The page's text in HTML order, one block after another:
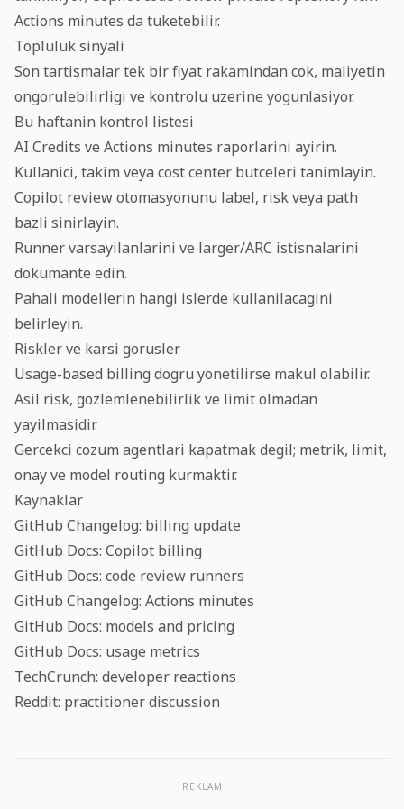
Actions minutes da tuketebilir.
Topluluk sinyali
Son tartismalar tek bir fiyat rakamindan cok, maliyetin
ongorulebilirligi ve kontrolu uzerine yogunlasiyor.
Bu haftanin kontrol listesi
AI Credits ve Actions minutes raporlarini ayirin.
Kullanici, takim veya cost center butceleri tanimlayin.
Copilot review otomasyonunu label, risk veya path
bazli sinirlayin.
Runner varsayilanlarini ve larger/ARC istisnalarini
dokumante edin.
Pahali modellerin hangi islerde kullanilacagini
belirleyin.
Riskler ve karsi gorusler
Usage-based billing dogru yonetilirse makul olabilir.
Asil risk, gozlemlenebilirlik ve limit olmadan
yayilmasidir.
Gercekci cozum agentlari kapatmak degil; metrik, limit,
onay ve model routing kurmaktir.
Kaynaklar
GitHub Changelog: billing update
GitHub Docs: Copilot billing
GitHub Docs: code review runners
GitHub Changelog: Actions minutes
GitHub Docs: models and pricing
GitHub Docs: usage metrics
TechCrunch: developer reactions
Reddit: practitioner discussion
REKLAM